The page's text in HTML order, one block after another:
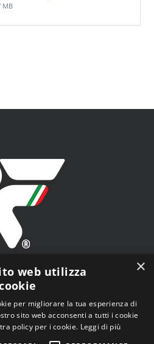
MB
Tiro a Volo - Viale Tiziano
Roma (RM)
×
web utilizza
per migliorare la tua esperienza di
sito web acconsenti a tutti i cookie
policy per i cookie. Leggi di più